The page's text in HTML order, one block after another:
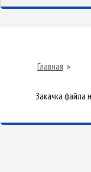
Главная »
Закачка файла